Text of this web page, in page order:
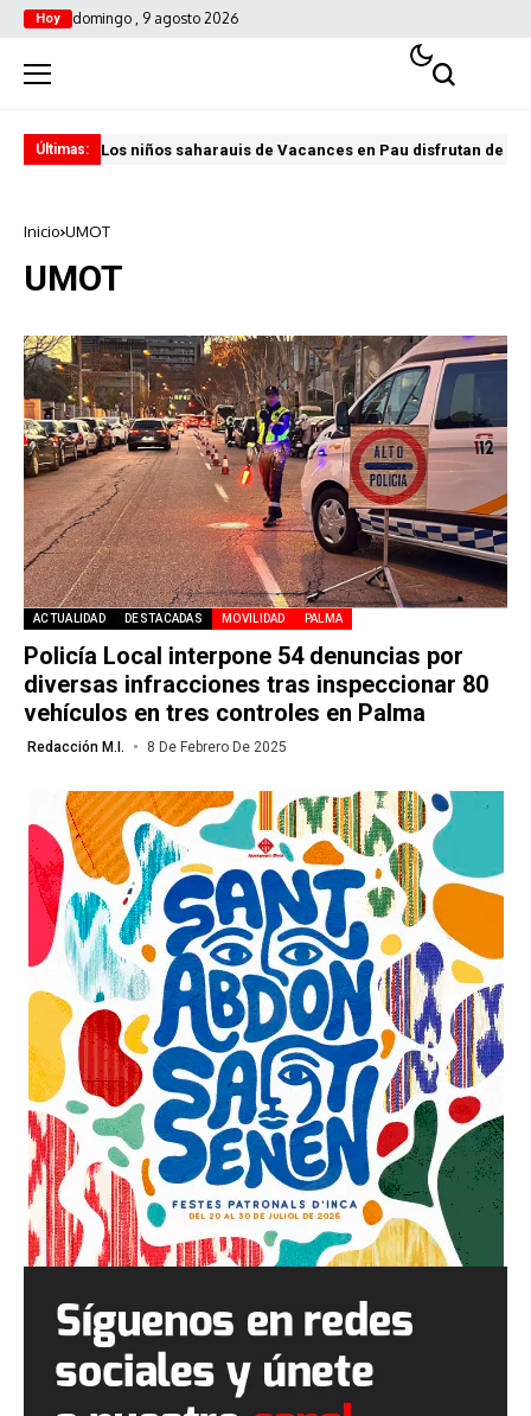
Hoy domingo , 9 agosto 2026
Últimas: Los niños saharauis de Vacances en Pau disfrutan de
Inicio UMOT
UMOT
ACTUALIDAD DESTACADAS MOVILIDAD PALMA
Policía Local interpone 54 denuncias por
diversas infracciones tras inspeccionar 80
vehículos en tres controles en Palma
Redacción M.I. 8 De Febrero De 2025